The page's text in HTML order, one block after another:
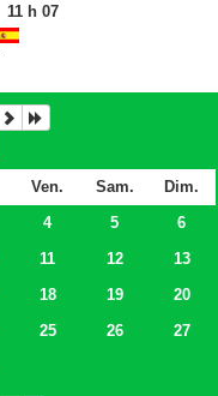
11 h 07
Ven. Sam.
Dim.
4 5
6
11 12
13
18 19
20
25 26
27